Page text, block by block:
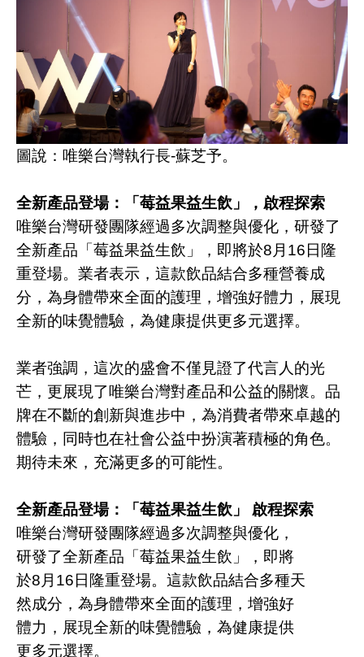
圖說：唯樂台灣執行長-蘇芝予。
全新產品登場：「莓益果益生飲」，啟程探索
唯樂台灣研發團隊經過多次調整與優化，研發了
全新產品「莓益果益生飲」，即將於8 月 16日隆
重登場。業者表示，這款飲品結合多種營養成
分，為身體帶來全面的護理，增強好體力，展現
全新的味覺體驗，為健康提供更多元選擇。
業者強調，這次的盛會不僅見證了代言人的光
芒，更展現了唯樂台灣對產品和公益的關懷。品
牌在不斷的創新與進步中，為消費者帶來卓越的
體驗，同時也在社會公益中扮演著積極的角色。
期待未來，充滿更多的可能性。
全新產品登場：「莓益果益生飲」 啟程探索
唯樂台灣研發團隊經過多次調整與優化，
研發了全新產品「莓益果益生飲」，即將
於8 月 16日隆重登場。這款飲品結合多種天
然成分，為身體帶來全面的護理，增強好
體力，展現全新的味覺體驗，為健康提供
更多元選擇。